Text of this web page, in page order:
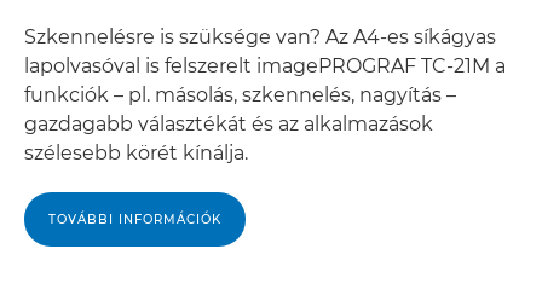
Szkennelésre is szüksége van? Az A4-es síkágyas
lapolvasóval is felszerelt imagePROGRAF TC-21M a
funkciók – pl. másolás, szkennelés, nagyítás –
gazdagabb választékát és az alkalmazások
szélesebb körét kínálja.
TOVÁBBI INFORMÁCIÓK